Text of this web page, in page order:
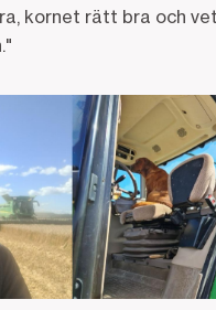
kornet rätt bra och